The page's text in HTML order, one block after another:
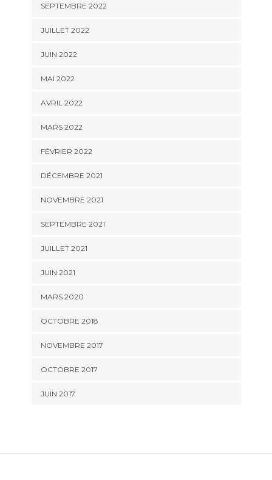
SEPTEMBRE 2022
JUILLET 2022
JUIN 2022
MAI 2022
AVRIL 2022
MARS 2022
FÉVRIER 2022
DÉCEMBRE 2021
NOVEMBRE 2021
SEPTEMBRE 2021
JUILLET 2021
JUIN 2021
MARS 2020
OCTOBRE 2018
NOVEMBRE 2017
OCTOBRE 2017
JUIN 2017